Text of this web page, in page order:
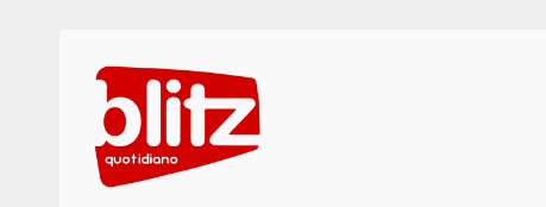
content